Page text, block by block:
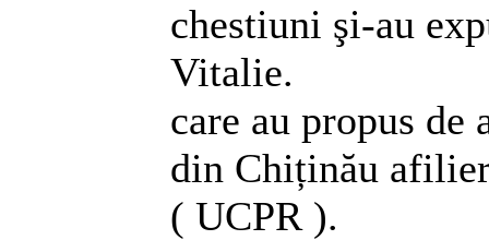
chestiuni şi-au
Vitalie.
care au propus
din Chiținău
( UCPR ).